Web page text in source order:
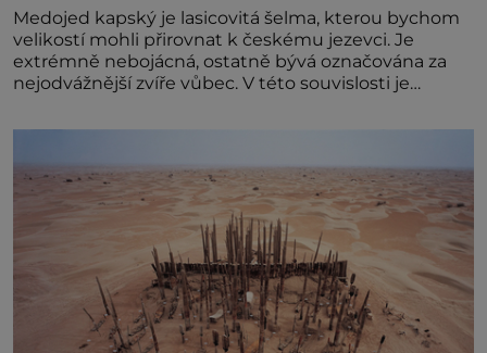
Medojed kapský je lasicovitá šelma, kterou bychom
velikostí mohli přirovnat k českému jezevci. Je
extrémně nebojácná, ostatně bývá označována za
nejodvážnější zvíře vůbec. V této souvislosti je